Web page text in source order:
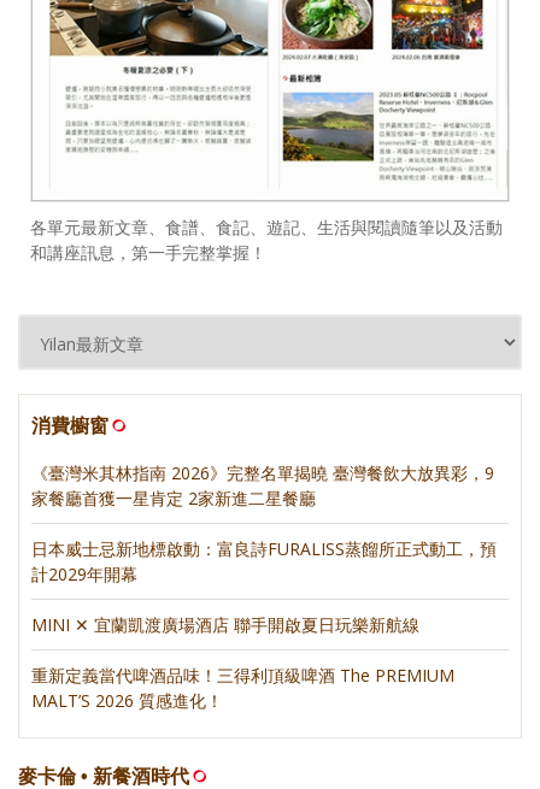
各單元最新文章、食譜、食記、遊記、生活與閱讀隨筆以及活動
和講座訊息，第一手完整掌握！
消費櫥窗
《臺灣米其林指南 2026》完整名單揭曉 臺灣餐飲大放異彩，9
家餐廳首獲一星肯定 2家新進二星餐廳
日本威士忌新地標啟動：富良詩FURALISS蒸餾所正式動工，預
計2029年開幕
MINI ✕ 宜蘭凱渡廣場酒店 聯手開啟夏日玩樂新航線
重新定義當代啤酒品味！三得利頂級啤酒 The PREMIUM
MALT’S 2026 質感進化！
麥卡倫 • 新餐酒時代